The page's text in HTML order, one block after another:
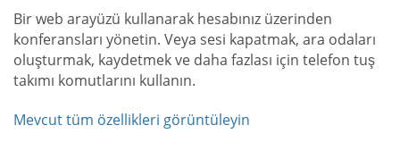
Bir web arayüzü kullanarak hesabınız üzerinden
konferansları yönetin. Veya sesi kapatmak, ara odaları
oluşturmak, kaydetmek ve daha fazlası için telefon tuş
takımı komutlarını kullanın.
Mevcut tüm özellikleri görüntüleyin